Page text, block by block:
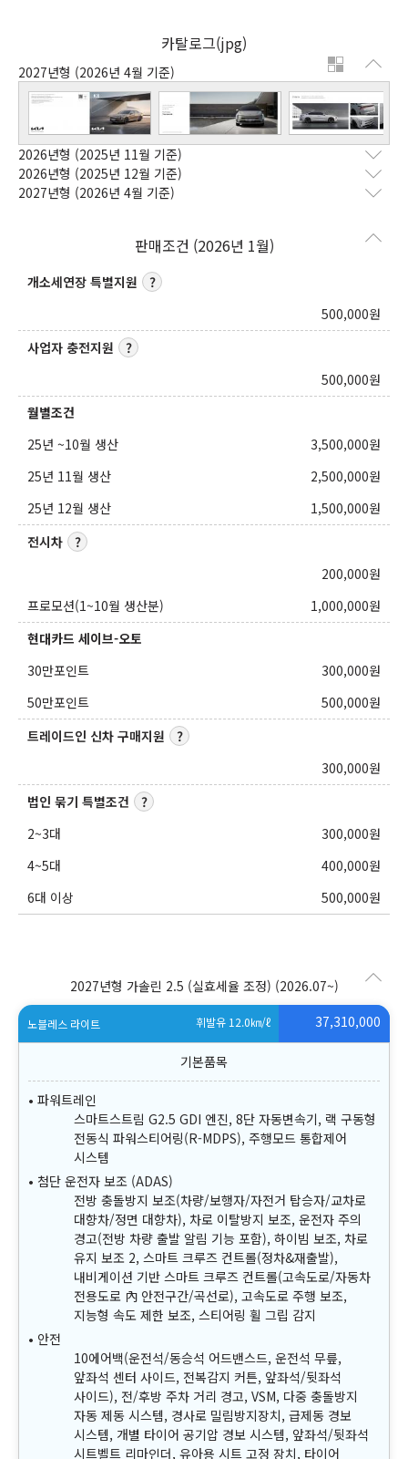
카탈로그(jpg)
2027년형 (2026년 4월 기준)
2026년형 (2025년 11월 기준)
2026년형 (2025년 12월 기준)
2027년형 (2026년 4월 기준)
판매조건 (2026년 1월)
개소세연장 특별지원
500,000원
사업자 충전지원
500,000원
월별조건
25년 ~10월 생산
3,500,000원
25년 11월 생산
2,500,000원
25년 12월 생산
1,500,000원
전시차
200,000원
프로모션(1~10월 생산분)
1,000,000원
현대카드 세이브-오토
30만포인트
300,000원
50만포인트
500,000원
트레이드인 신차 구매지원
300,000원
법인 묶기 특별조건
2~3대
300,000원
4~5대
400,000원
6대 이상
500,000원
2027년형 가솔린 2.5 (실효세율 조정) (2026.07~)
노블레스 라이트 휘발유 12.0㎞/ℓ 37,310,000
파워트레인
스마트스트림 G2.5 GDI 엔진, 8단 자동변속기, 랙 구동형
전동식 파워스티어링(R-MDPS), 주행모드 통합제어
시스템
첨단 운전자 보조 (ADAS)
전방 충돌방지 보조(차량/보행자/자전거 탑승자/교차로
대향차/정면 대향차), 차로 이탈방지 보조, 운전자 주의
경고(전방 차량 출발 알림 기능 포함), 하이빔 보조, 차로
유지 보조 2, 스마트 크루즈 컨트롤(정차&재출발),
내비게이션 기반 스마트 크루즈 컨트롤(고속도로/자동차
전용도로 內 안전구간/곡선로), 고속도로 주행 보조,
지능형 속도 제한 보조, 스티어링 휠 그립 감지
안전
10에어백(운전석/동승석 어드밴스드, 운전석 무릎,
앞좌석 센터 사이드, 전복감지 커튼, 앞좌석/뒷좌석
사이드), 전/후방 주차 거리 경고, VSM, 다중 충돌방지
자동 제동 시스템, 경사로 밀림방지장치, 급제동 경보
시스템, 개별 타이어 공기압 경보 시스템, 앞좌석/뒷좌석
시트벨트 리마인더, 유아용 시트 고정 장치, 타이어